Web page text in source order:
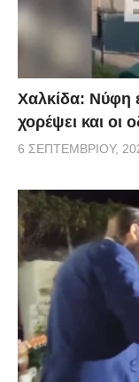
Χαλκίδα: Νύφη
χορέψει και οι
6 ΣΕΠΤΕΜΒΡΊΟΥ,